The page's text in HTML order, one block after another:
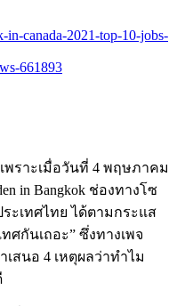
in-canada-2021-top-10-jobs-
661893
พราะเมื่อวันที่ 4 พฤษภาคม
in Bangkok ช่องทางโซ
ะเทศไทย ได้ตามกระแส
ศกันเถอะ” ซึ่งทางเพจ
สนอ 4 เหตุผลว่าทำไม